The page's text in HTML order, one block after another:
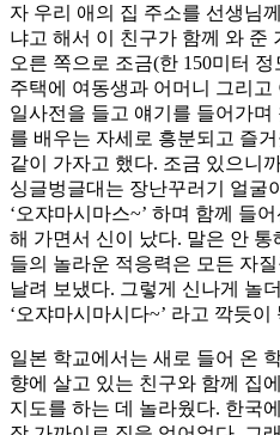
자 우리 애의 집 주소를 선생님
냐고 해서 이 친구가 함께 와 준
오른 쪽으로 조금(한 150미터
주택에 여동생과 어머니 그리
일사전을 들고 얘기를 들어가
를 배우는 자세로 흥분되고 즐
같이 가자고 했다. 조금 있으니
싱글벙글대는 장난꾸러기 얼굴
‘오쟈마시마스~’ 하며 함께 들
해 가면서 신이 났다. 말은 안 통
들의 놀라운 적응력은 모든 자
날려 보냈다. 그렇게 신나게 놀
‘오쟈마시마시다~’ 라고 깍듯
일본 학교에서는 새로 들어 온
향에 살고 있는 친구와 함께 집
지도를 하는 데 놀라웠다. 한국